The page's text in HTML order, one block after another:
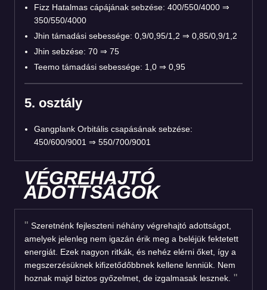
Fizz Hatalmas cápájának sebzése: 400/550/4000 ⇒
350/550/4000
Jhin támadási sebessége: 0,9/0,95/1,2 ⇒ 0,85/0,9/1,2
Jhin sebzése: 70 ⇒ 75
Teemo támadási sebessége: 1,0 ⇒ 0,95
5. osztály
Gangplank Orbitális csapásának sebzése:
450/600/9001 ⇒ 550/700/9001
VÉGREHAJTÓ
ADOTTSÁGOK
Szeretnénk fejleszteni néhány végrehajtó adottságot,
amelyek jelenleg nem igazán érik meg a beléjük fektetett
energiát. Ezek nagyon ritkák, és nehéz elérni őket, így a
megszerzésüknek kifizetődőbbnek kellene lenniük. Nem
hoznak majd biztos győzelmet, de izgalmasak lesznek.